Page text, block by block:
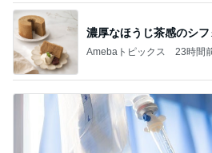
2
うみまるくんに出会
【銀座のママ 賢
男を褒める「かき
方上手
銀座のママブログ✨
化粧品✨銀座クラブ
お着物でエルメス